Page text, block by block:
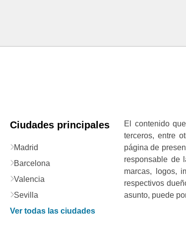
Ciudades principales
Madrid
Barcelona
Valencia
Sevilla
Ver todas las ciudades
El contenido
terceros, entre
página de
responsable de
marcas, logos,
respectivos
asunto, puede